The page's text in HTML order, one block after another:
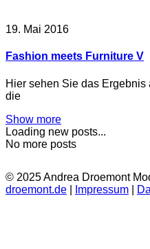
19. Mai 2016
Fashion meets Furniture V
Hier sehen Sie das
die
Show more
Loading new posts...
No more posts
© 2025 Andrea Droemont
droemont.de
Impressum